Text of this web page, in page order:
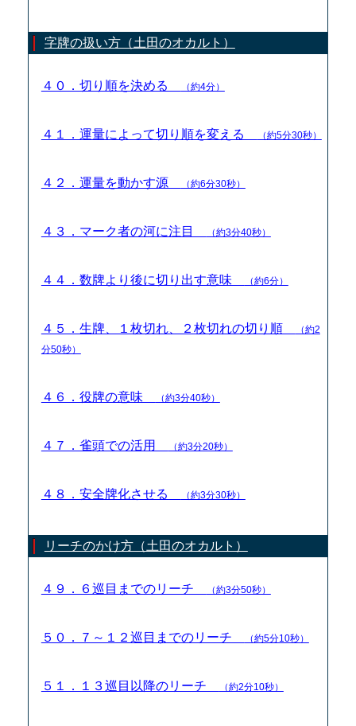
字牌の扱い方（土田のオカルト）
４０．切り順を決める （約4分）
４１．運量によって切り順を変える （約5分30秒）
４２．運量を動かす源 （約6分30秒）
４３．マーク者の河に注目 （約3分40秒）
４４．数牌より後に切り出す意味 （約6分）
４５．生牌、１枚切れ、２枚切れの切り順
（約2
分50秒）
４６．役牌の意味 （約3分40秒）
４７．雀頭での活用 （約3分20秒）
４８．安全牌化させる （約3分30秒）
リーチのかけ方（土田のオカルト）
４９．６巡目までのリーチ （約3分50秒）
５０．７～１２巡目までのリーチ （約5分10秒）
５１．１３巡目以降のリーチ （約2分10秒）